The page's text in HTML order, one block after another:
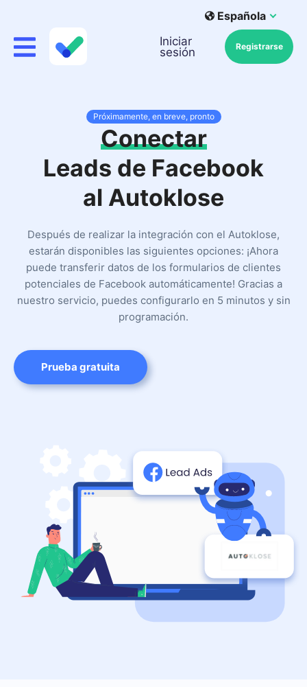
Española
Iniciar
sesión
Registrarse
Próximamente, en breve, pronto
Conectar
Leads de Facebook
al Autoklose
Después de realizar la integración con el Autoklose,
estarán disponibles las siguientes opciones: ¡Ahora
puede transferir datos de los formularios de clientes
potenciales de Facebook automáticamente! Gracias a
nuestro servicio, puedes configurarlo en 5 minutos y sin
programación.
Prueba gratuita